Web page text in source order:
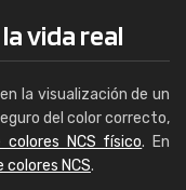
vida real
la visualización de un
del color correcto,
NCS físico. En
NCS.